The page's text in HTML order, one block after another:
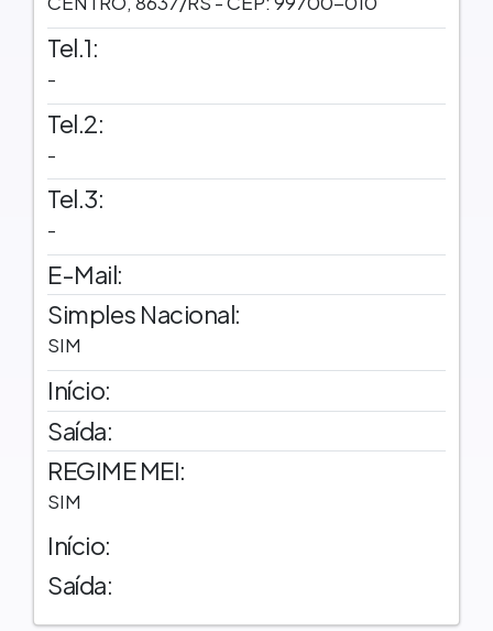
Tel.1:
-
Tel.2:
-
Tel.3:
-
E-Mail:
Simples Nacional:
SIM
Início:
Saída:
REGIME MEI:
SIM
Início:
Saída: